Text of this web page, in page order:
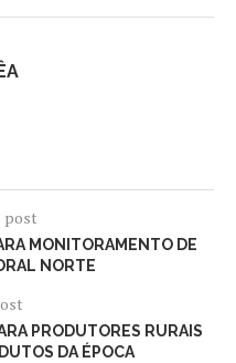
post
MONITORAMENTO DE
NORTE
PRODUTORES RURAIS
DA ÉPOCA